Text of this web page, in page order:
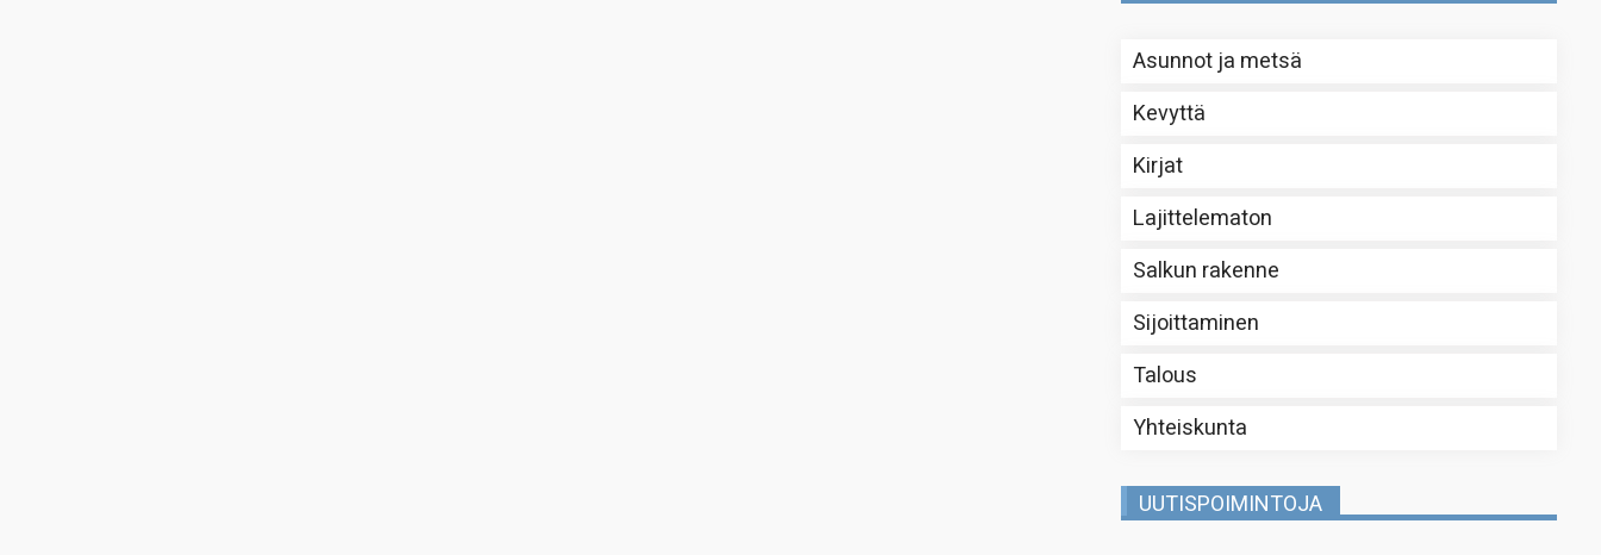
Asunnot ja metsä
Kevyttä
Kirjat
Lajittelematon
Salkun rakenne
Sijoittaminen
Talous
Yhteiskunta
UUTISPOIMINTOJA